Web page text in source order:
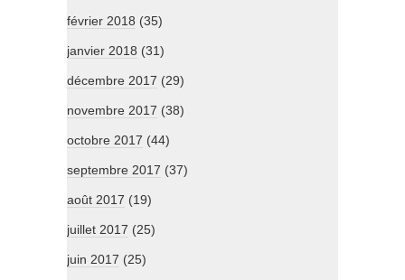
février 2018 (35)
janvier 2018 (31)
décembre 2017 (29)
novembre 2017 (38)
octobre 2017 (44)
septembre 2017 (37)
août 2017 (19)
juillet 2017 (25)
juin 2017 (25)